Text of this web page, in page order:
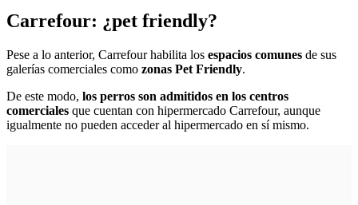
Carrefour: ¿pet friendly?
Pese a lo anterior, Carrefour habilita los espacios comunes de sus
galerías comerciales como zonas Pet Friendly.
De este modo, los perros son admitidos en los centros
comerciales que cuentan con hipermercado Carrefour, aunque
igualmente no pueden acceder al hipermercado en sí mismo.